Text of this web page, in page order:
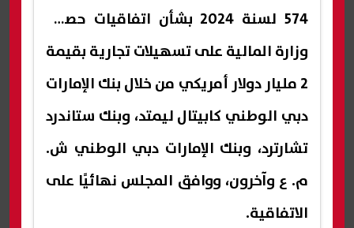
574 لسنة 2024 بشأن اتفاقيات حصول
وزارة المالية على تسهيلات تجارية بقيمة
2 مليار دولار أمريكي من خلال بنك الإمارات
دبي الوطني كابيتال ليمتد، وبنك ستاندرد
تشارترد، وبنك الإمارات دبي الوطني ش.
م. ع وآخرون، ووافق المجلس نهائيًا على
الاتفاقية.